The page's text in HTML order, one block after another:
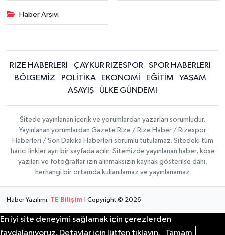
Haber Arşivi
RİZE HABERLERİ ÇAYKUR RİZESPOR
SPOR HABERLERİ
BÖLGEMİZ
POLİTİKA EKONOMİ EĞİTİM
YAŞAM
ASAYİŞ
ÜLKE GÜNDEMİ
Sitede yayınlanan içerik ve yorumlardan yazarları sorumludur.
Yayınlanan yorumlardan Gazete Rize / Rize Haber / Rizespor
Haberleri / Son Dakika Haberleri sorumlu tutulamaz. Sitedeki tüm
harici linkler ayrı bir sayfada açılır. Sitemizde yayınlanan haber, köşe
yazıları ve fotoğraflar izin alınmaksızın kaynak gösterilse dahi,
herhangi bir ortamda kullanılamaz ve yayınlanamaz
Haber Yazılımı: TE Bilişim | Copyright © 2026
En iyi site deneyimi sağlamak için çerezlerden
faydalanıyoruz. Detaylar için lütfen tıklayın.
Tamam